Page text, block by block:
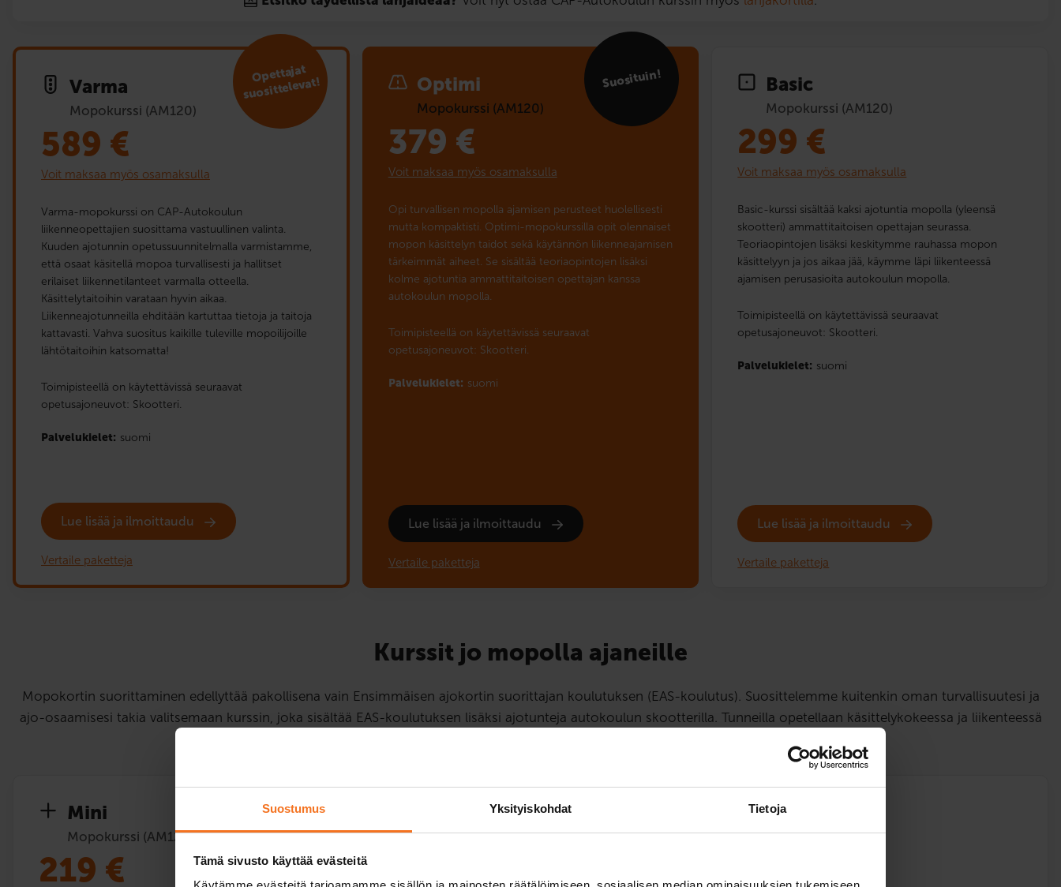
Suostumus Yksityiskohdat Tietoja
Tämä sivusto käyttää evästeitä
Varma
Mopokurssi (AM120)
Opet­tajat
suosit­televat!
589 €
Voit maksaa myös osamaksulla
Varma-mopokurssi on CAP-Autokoulun
liikenneopettajien suosittama vastuullinen valinta.
Kuuden ajotunnin opetussuunnitelmalla varmistamme,
että osaat käsitellä mopoa turvallisesti ja hallitset
erilaiset liikennetilanteet varmalla otteella.
Käsittelytaitoihin varataan hyvin aikaa.
Liikenneajotunneilla ehditään kartuttaa tietoja ja taitoja
kattavasti. Vahva suositus kaikille tuleville mopoilijoille
lähtötaitoihin katsomatta!
Toimipisteellä on käytettävissä seuraavat
opetusajoneuvot: Skootteri.
Palvelukielet: suomi
Lue lisää ja ilmoittaudu
Vertaile paketteja
Optimi
Mopokurssi (AM120)
Suosituin!
379 €
Voit maksaa myös osamaksulla
Opi turvallisen mopolla ajamisen perusteet huolellisesti
mutta kompaktisti. Optimi-mopokurssilla opit olennaiset
mopon käsittelyn taidot sekä käytännön liikenneajamisen
tärkeimmät aiheet. Se sisältää teoriaopintojen lisäksi
kolme ajotuntia ammattitaitoisen opettajan kanssa
autokoulun mopolla.
Toimipisteellä on käytettävissä seuraavat
opetusajoneuvot: Skootteri.
Palvelukielet: suomi
Lue lisää ja ilmoittaudu
Vertaile paketteja
Basic
Mopokurssi (AM120)
299 €
Voit maksaa myös osamaksulla
Basic-kurssi sisältää kaksi ajotuntia mopolla (yleensä
skootteri) ammattitaitoisen opettajan seurassa.
Teoriaopintojen lisäksi keskitymme rauhassa mopon
käsittelyyn ja jos aikaa jää, käymme läpi liikenteessä
ajamisen perusasioita autokoulun mopolla.
Toimipisteellä on käytettävissä seuraavat
opetusajoneuvot: Skootteri.
Palvelukielet: suomi
Lue lisää ja ilmoittaudu
Vertaile paketteja
Kurssit jo mopolla ajaneille
Mopokortin suorittaminen edellyttää pakollisena vain Ensimmäisen ajokortin suorittajan koulutuksen (EAS-koulutus). Suosittelemme kuitenkin oman turvallisuutesi ja
ajo-osaamisesi takia valitsemaan kurssin, joka sisältää EAS-koulutuksen lisäksi ajotunteja autokoulun skootterilla. Tunneilla opetellaan käsittelykokeessa ja liikenteessä
Mini
Mopokurssi (AM120)
219 €
Mopokurssi (AM120)
€